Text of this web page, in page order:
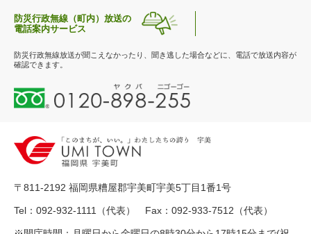
防災行政無線（町内）放送の
電話案内サービス
防災行政無線放送が聞こえなかったり、聞き逃した場合などに、電話で放送内容が
確認できます。
0
1
-
8
-
〒811-2192 福岡県糟屋郡宇美町宇美5丁目1番1号
Tel：092-932-1111（代表） Fax：092-933-7512（代表）